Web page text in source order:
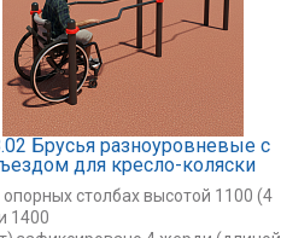
Брусья разноуровневые с
для кресло-коляски
опорных столбах высотой 1100 (4
1400